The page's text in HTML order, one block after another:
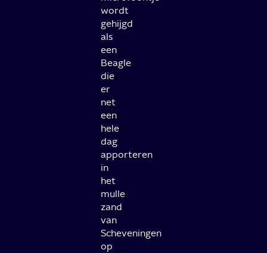
wordt
gehijgd
als
een
Beagle
die
er
net
een
hele
dag
apporteren
in
het
mulle
zand
van
Scheveningen
op